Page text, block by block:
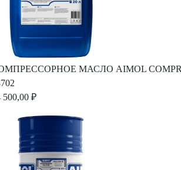
МАСЛО AIMOL
500,00 ₽